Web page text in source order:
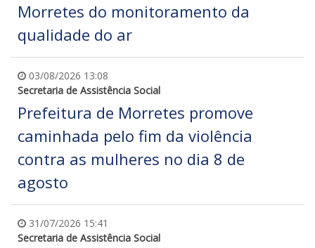
Morretes do monitoramento da
qualidade do ar
03/08/2026 13:08
Secretaria de Assistência Social
Prefeitura de Morretes promove
caminhada pelo fim da violência
contra as mulheres no dia 8 de
agosto
31/07/2026 15:41
Secretaria de Assistência Social